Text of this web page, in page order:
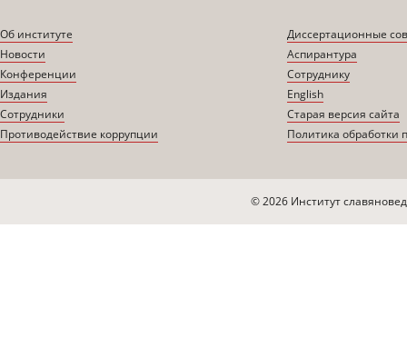
Об институте
Новости
Конференции
Издания
Сотрудники
Противодействие коррупции
Диссертационные
Аспирантура
Сотруднику
English
Старая версия сайта
Политика обработки
© 2026 Институт